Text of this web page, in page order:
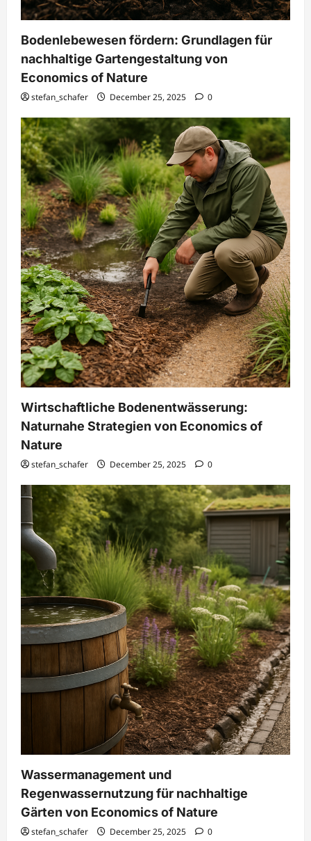
Bodenlebewesen fördern: Grundlagen für
nachhaltige Gartengestaltung von
Economics of Nature
stefan_schafer December 25, 2025 0
Wirtschaftliche Bodenentwässerung:
Naturnahe Strategien von Economics of
Nature
stefan_schafer December 25, 2025 0
Wassermanagement und
Regenwassernutzung für nachhaltige
Gärten von Economics of Nature
stefan_schafer December 25, 2025 0